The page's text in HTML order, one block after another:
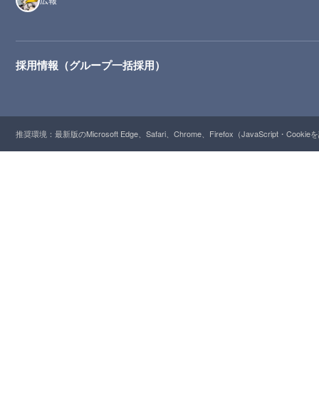
採用情報（グループ一括採用）
推奨環境：最新版のMicrosoft Edge、Safari、Chrome、Firefox（JavaScript・Cookie